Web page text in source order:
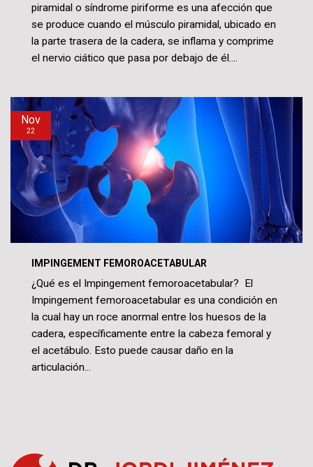
piramidal o síndrome piriforme es una afección que
se produce cuando el músculo piramidal, ubicado en
la parte trasera de la cadera, se inflama y comprime
el nervio ciático que pasa por debajo de él....
Nov
22
IMPINGEMENT FEMOROACETABULAR
¿Qué es el Impingement femoroacetabular? El
Impingement femoroacetabular es una condición en
la cual hay un roce anormal entre los huesos de la
cadera, específicamente entre la cabeza femoral y
el acetábulo. Esto puede causar daño en la
articulación...